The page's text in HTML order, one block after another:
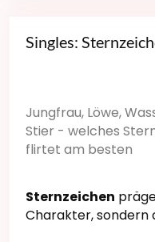
Singles:
Jungfrau, Löwe,
Stier - welches
flirtet am besten
Sternzeichen
Charakter, sondern